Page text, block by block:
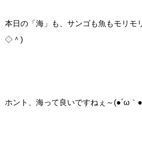
本日の「海」も、サンゴも魚もモリモ
◇＾)
ホント、海って良いですねぇ～(●´ω｀